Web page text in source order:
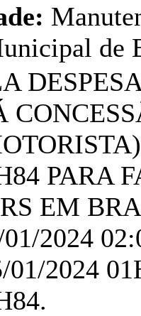
de
PARA
EM
2024
2024